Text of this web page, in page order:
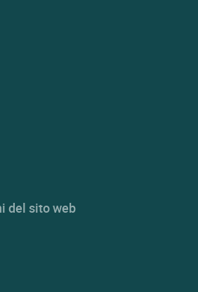
del sito web